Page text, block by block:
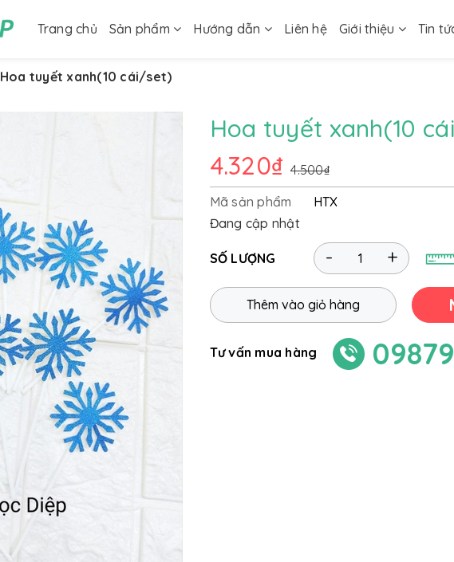
Trang chủ Sản phẩm Hướng dẫn Liên hệ Giới thiệu Tin
Hoa tuyết xanh(10 cái/set)
Hoa tuyết xanh(10
4.320₫ 4.500₫
Mã sản phẩm
HTX
Đang cập nhật
SỐ LƯỢNG +
-
Thêm vào giỏ hàng
Tư vấn mua hàng